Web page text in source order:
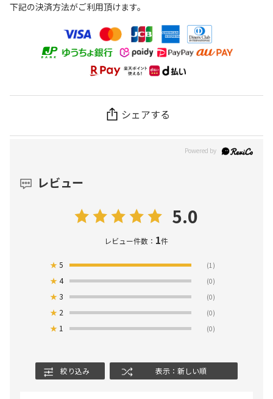
下記の決済方法がご利用頂けます。
シェアする
レビュー
5.0
レビュー件数： 1件
★5 (1)
★4 (0)
★3 (0)
★ 2 (0)
★ 1 (0)
絞り込み 表示：新しい順